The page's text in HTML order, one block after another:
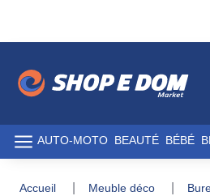
AUTO-MOTO BEAUTÉ BÉBÉ
accueil meuble déco